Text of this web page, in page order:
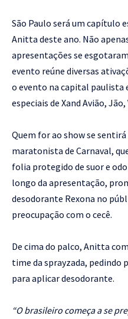
São Paulo será um capítulo
Anitta deste ano. Não
apresentações se
evento reúne diversas
o evento na capital paulista
especiais de Xand Avião, Jão,
Quem for ao show se
maratonista de Carnaval,
folia protegido de suor e
longo da apresentação,
desodorante Rexona no
preocupação com o cecê.
De cima do palco, Anitta
time da sprayzada, pedindo
para aplicar desodorante.
“O brasileiro começa a se